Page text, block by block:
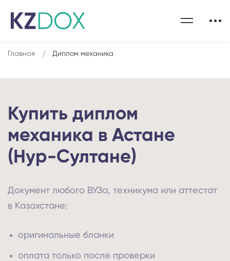
Главная Диплом механика
Купить диплом
механика в Астане
(Нур-Султане)
Документ любого ВУЗа, техникума или аттестат
в Казахстане:
оригинальные бланки
оплата только после проверки